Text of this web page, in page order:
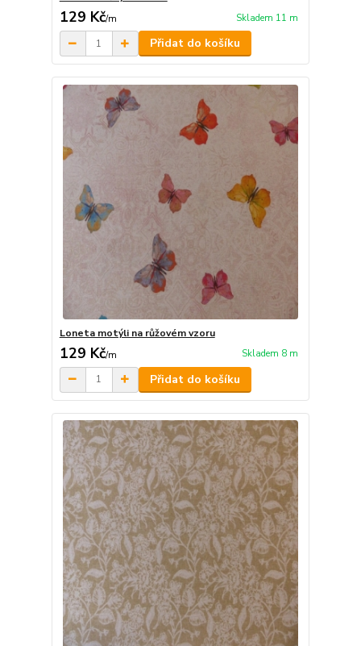
129 Kč/m Skladem 11 m
Přidat do košíku
Loneta motýli na růžovém vzoru
129 Kč/m Skladem 8 m
Přidat do košíku